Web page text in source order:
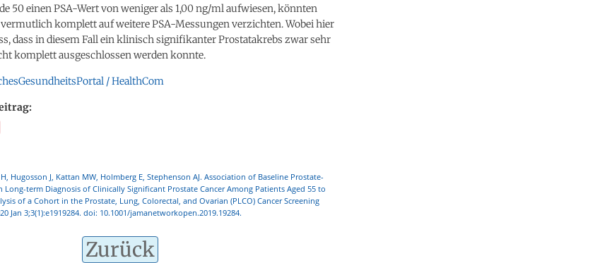
50 einen PSA-Wert von weniger als 1,00 ng/ml aufwiesen, könnten
komplett auf weitere PSA-Messungen verzichten. Wobei hier
dass in diesem Fall ein klinisch signifikanter Prostatakrebs zwar sehr
komplett ausgeschlossen werden konnte.
/ HealthCom
Hugosson J, Kattan MW, Holmberg E, Stephenson AJ. Association of Baseline Prostate-
Long-term Diagnosis of Clinically Significant Prostate Cancer Among Patients Aged 55 to
of a Cohort in the Prostate, Lung, Colorectal, and Ovarian (PLCO) Cancer Screening
Jan 3;3(1):e1919284. doi: 10.1001/jamanetworkopen.2019.19284.
Zurück